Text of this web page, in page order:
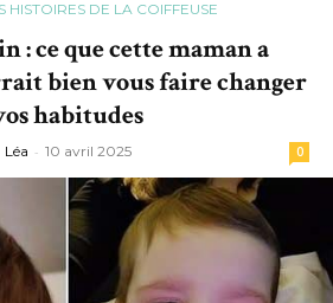
HISTOIRES DE LA COIFFEUSE
: ce que cette maman a
bien vous faire changer
habitudes
Léa - 10 avril 2025 0